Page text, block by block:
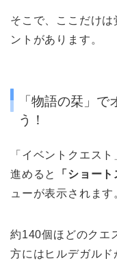
そこで、ここだけ
ントがあります。
「物語の栞」
う！
「イベントクエス
進めると
「ショー
ューが表示されます
約140個ほどのクエ
方にはヒルデガルド